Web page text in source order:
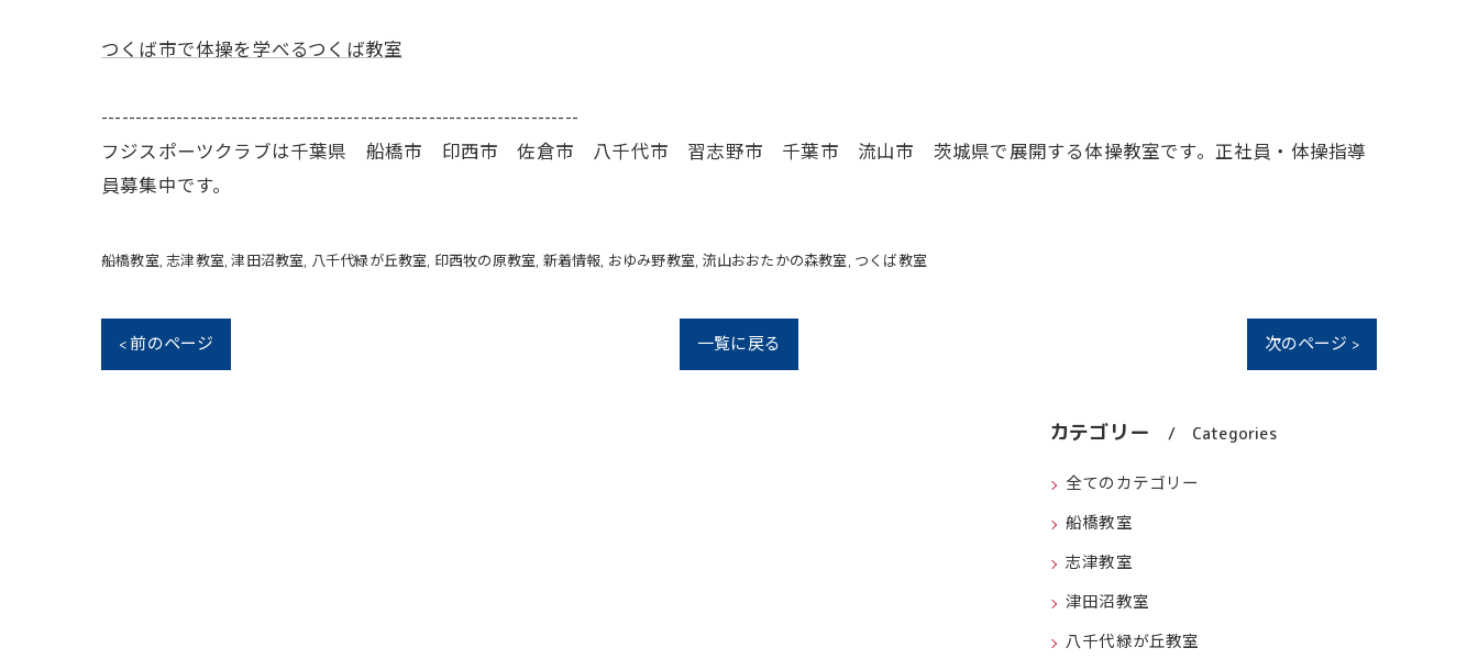
つくば市で体操を学べるつくば教室
----------------------------------------------------------------------
フジスポーツクラブは千葉県 船橋市 印西市 佐倉市 八千代市 習志野市 千葉市 流山市 茨城県で展開する体操教室です。正社員・体操指導
員募集中です。
船橋教室 志津教室 津田沼教室 八千代緑が丘教室 印西牧の原教室 新着情報 おゆみ野教室 流山おおたかの森教室 つくば教室
< 前のページ 一覧に戻る 次のページ >
カテゴリー Categories
全てのカテゴリー
船橋教室
志津教室
津田沼教室
八千代緑が丘教室